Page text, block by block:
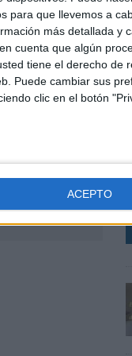
para que llevemos a
más detallada y
cuenta que algún
tiene el derecho de
Puede cambiar sus
clic en el botón
ACEPTO
los conceptos
Después de
entre otras
la
Yield
que los
PIN